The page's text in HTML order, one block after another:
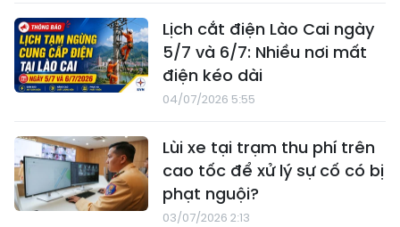
Lịch cắt điện Lào Cai ngày
5/7 và 6/7: Nhiều nơi mất
điện kéo dài
04/07/2026 5:55
Lùi xe tại trạm thu phí trên
cao tốc để xử lý sự cố có bị
phạt nguội?
03/07/2026 2:13